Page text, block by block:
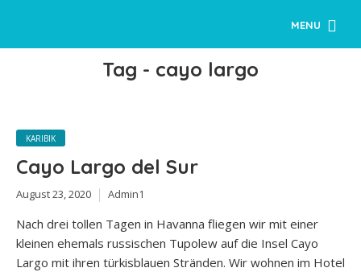
MENU
Tag - cayo largo
KARIBIK
Cayo Largo del Sur
August 23, 2020 Admin1
Nach drei tollen Tagen in Havanna fliegen wir mit einer
kleinen ehemals russischen Tupolew auf die Insel Cayo
Largo mit ihren türkisblauen Stränden. Wir wohnen im Hotel